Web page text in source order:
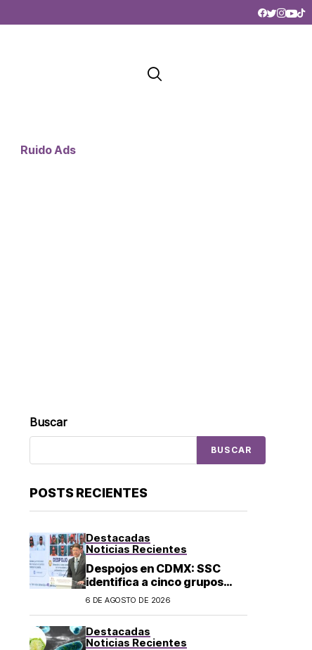
Ruido Ads
Buscar
BUSCAR
POSTS RECIENTES
Destacadas
Noticias Recientes
Despojos en CDMX: SSC
identifica a cinco grupos
criminales vinculados a este
6 DE AGOSTO DE 2026
Destacadas
Noticias Recientes